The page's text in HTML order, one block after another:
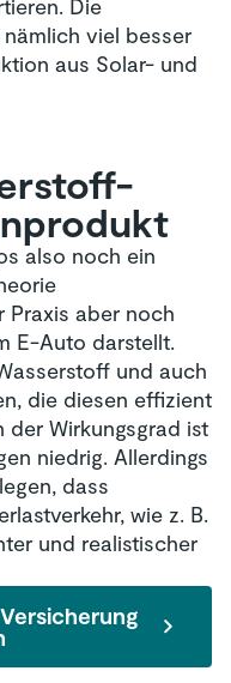
Die
viel besser
aus Solar- und
also noch ein
Praxis aber noch
E-Auto darstellt.
und auch
die diesen effizient
der Wirkungsgrad ist
niedrig. Allerdings
dass
wie z. B.
und realistischer